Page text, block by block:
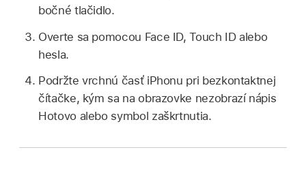
bočné tlačidlo.
Overte sa pomocou Face ID, Touch ID alebo
hesla.
Podržte vrchnú časť iPhonu pri bezkontaktnej
čítačke, kým sa na obrazovke nezobrazí nápis
Hotovo alebo symbol zaškrtnutia.